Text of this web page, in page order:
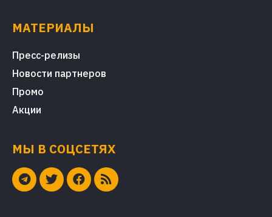
МАТЕРИАЛЫ
Пресс-релизы
Новости партнеров
Промо
Акции
МЫ В СОЦСЕТЯХ